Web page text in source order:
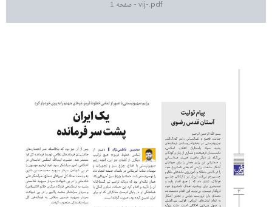
vij-.pdf - صفحه 1